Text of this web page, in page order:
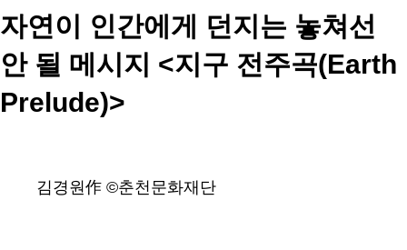
자연이 인간에게 던지는 놓쳐선
안 될 메시지 <지구 전주곡(Earth
Prelude)>
김경원作 ©춘천문화재단